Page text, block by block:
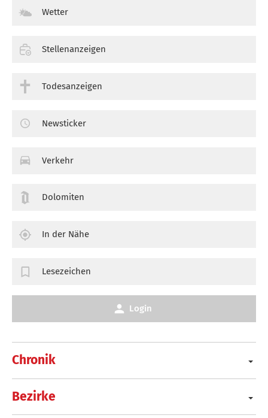
Chronik
Bezirke
Wetter
Stellenanzeigen
Todesanzeigen
Newsticker
Verkehr
Dolomiten
In der Nähe
Lesezeichen
Login